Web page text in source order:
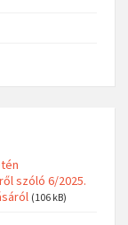
szóló 6/2025.
(106 kB)